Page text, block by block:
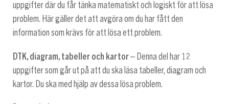
uppgifter där du får tänka matematiskt och logiskt för att lösa
problem. Här gäller det att avgöra om du har fått den
information som krävs för att lösa ett problem.
DTK, diagram, tabeller och kartor– Denna del har 12
uppgifter som går ut på att du ska läsa tabeller, diagram och
kartor. Du ska med hjälp av dessa lösa problem.